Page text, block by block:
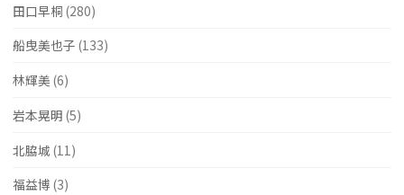
田口早桐 (280)
船曳美也子 (133)
林輝美 (6)
岩本晃明 (5)
北脇城 (11)
福益博 (3)